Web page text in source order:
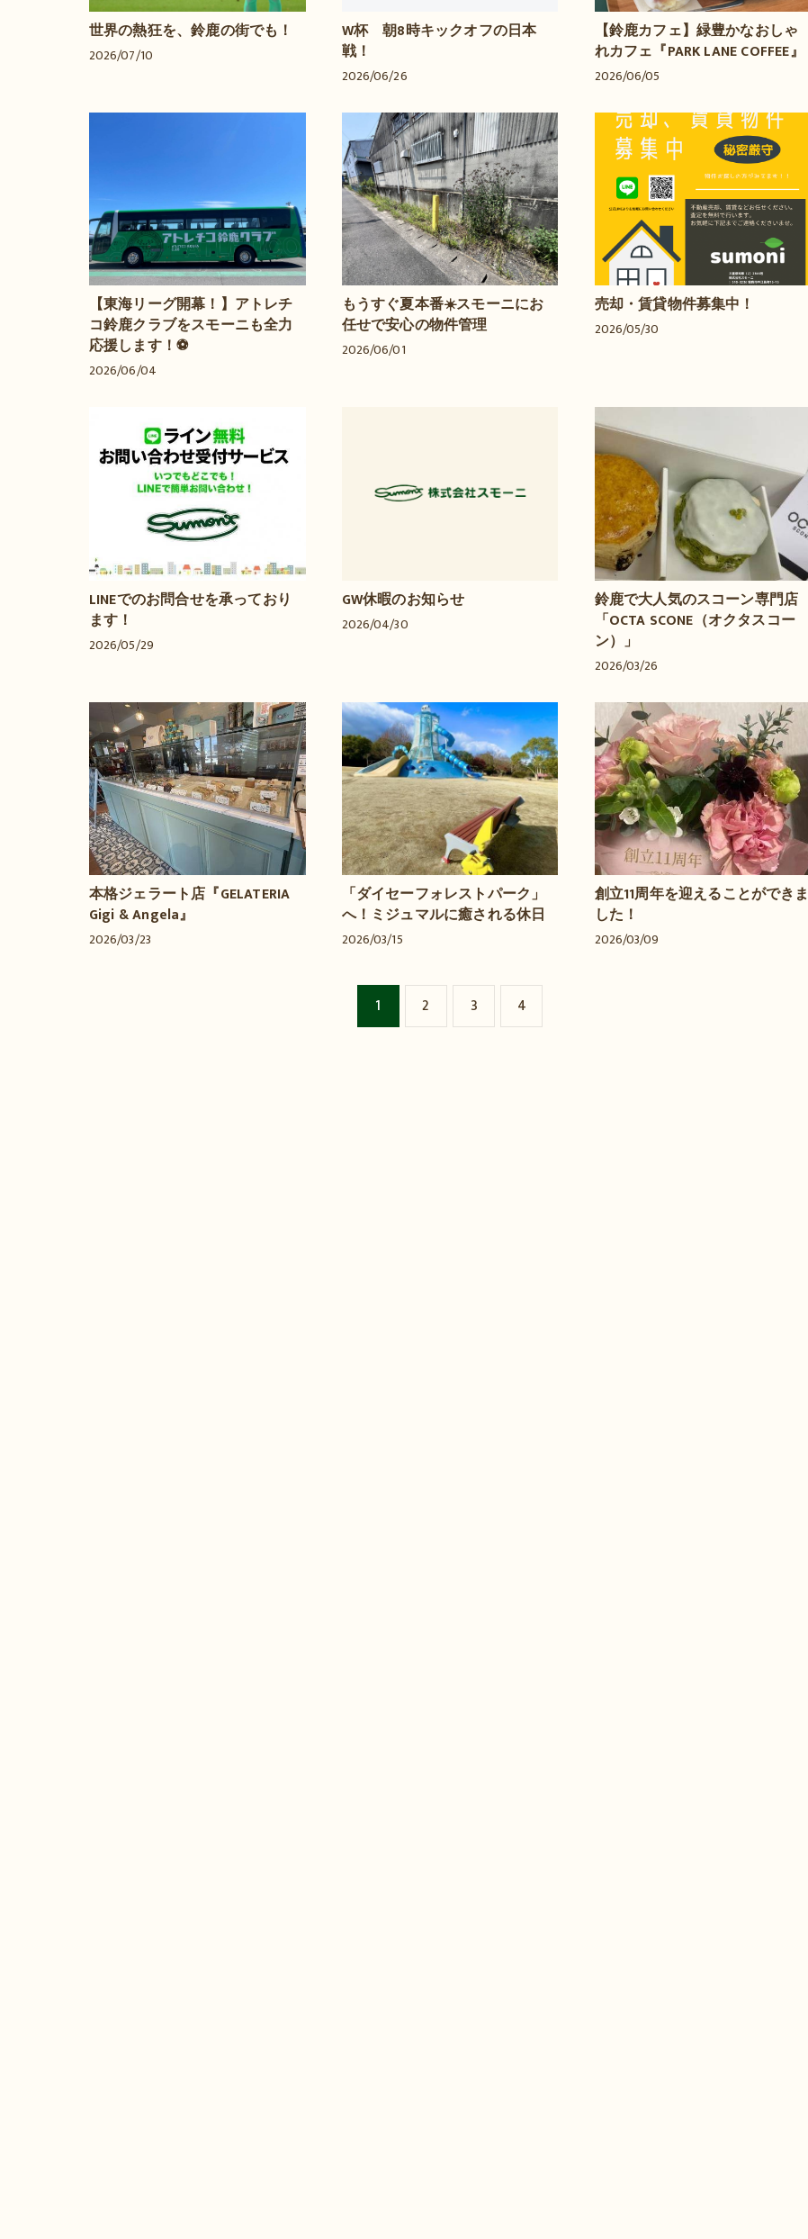
世界の熱狂を、鈴鹿の街でも！
2026/07/10
W杯 朝8時キックオフの日本
戦！
2026/06/26
【鈴鹿カフェ】緑豊かなおしゃ
れカフェ『PARK LANE COFFEE』
2026/06/05
【東海リーグ開幕！】アトレチ
コ鈴鹿クラブをスモーニも全力
応援します！⚽️
2026/06/04
もうすぐ夏本番☀️スモーニにお
任せで安心の物件管理
2026/06/01
売却・賃貸物件募集中！
2026/05/30
LINEでのお問合せを承っており
ます！
2026/05/29
GW休暇のお知らせ
2026/04/30
鈴鹿で大人気のスコーン専門店
「OCTA SCONE（オクタスコー
ン）」
2026/03/26
本格ジェラート店『GELATERIA
Gigi & Angela』
2026/03/23
「ダイセーフォレストパーク」
へ！ミジュマルに癒される休日
2026/03/15
創立11周年を迎えることができま
した！
2026/03/09
1 2 3 4